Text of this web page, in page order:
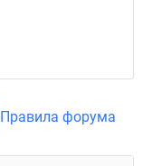
Правила форума